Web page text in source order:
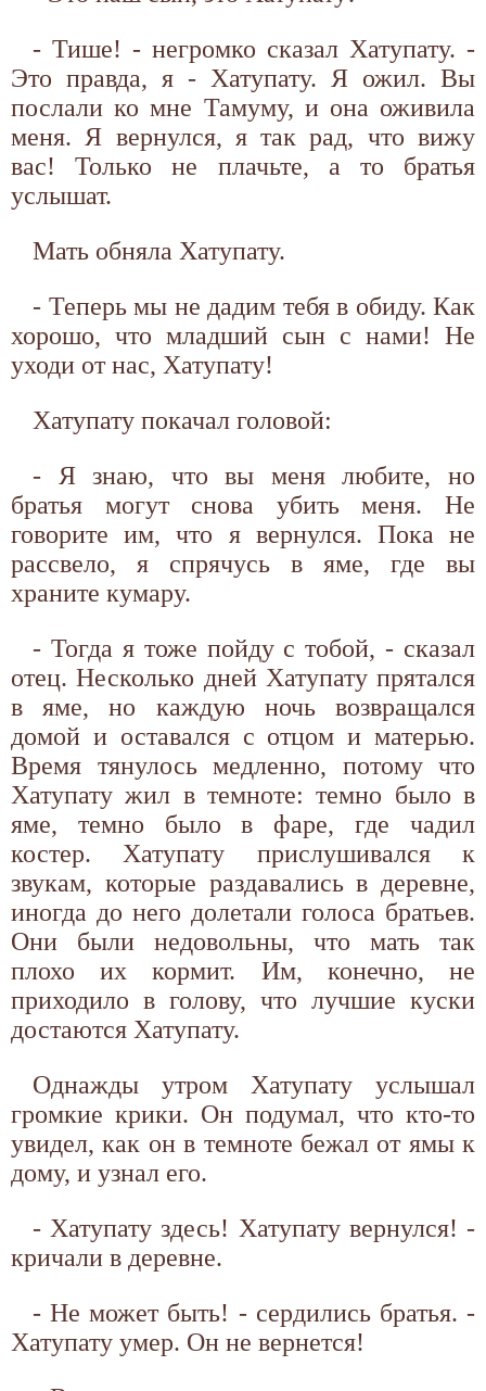
- Тише! - негромко сказал Хатупату. -
Это правда, я - Хатупату. Я ожил. Вы
послали ко мне Тамуму, и она оживила
меня. Я вернулся, я так рад, что вижу
вас! Только не плачьте, а то братья
услышат.
Мать обняла Хатупату.
- Теперь мы не дадим тебя в обиду. Как
хорошо, что младший сын с нами! Не
уходи от нас, Хатупату!
Хатупату покачал головой:
- Я знаю, что вы меня любите, но
братья могут снова убить меня. Не
говорите им, что я вернулся. Пока не
рассвело, я спрячусь в яме, где вы
храните кумару.
- Тогда я тоже пойду с тобой, - сказал
отец. Несколько дней Хатупату прятался
в яме, но каждую ночь возвращался
домой и оставался с отцом и матерью.
Время тянулось медленно, потому что
Хатупату жил в темноте: темно было в
яме, темно было в фаре, где чадил
костер. Хатупату прислушивался к
звукам, которые раздавались в деревне,
иногда до него долетали голоса братьев.
Они были недовольны, что мать так
плохо их кормит. Им, конечно, не
приходило в голову, что лучшие куски
достаются Хатупату.
Однажды утром Хатупату услышал
громкие крики. Он подумал, что кто-то
увидел, как он в темноте бежал от ямы к
дому, и узнал его.
- Хатупату здесь! Хатупату вернулся! -
кричали в деревне.
- Не может быть! - сердились братья. -
Хатупату умер. Он не вернется!